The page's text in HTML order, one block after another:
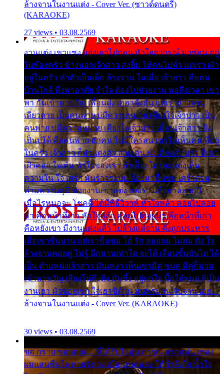
ล้างจานในงานแต่ง - Cover Ver. (ซาวด์ดนตรี)
(KARAOKE)
27 views • 03.08.2569
งานแต่ง เขาแซง แย่งเอาไปก่อน หัวใจอาวรณ์ มาซ่อน อยู่
ในห้องครัว ข้างนอกเจ้าสาว ส่งยิ้ม ให้คนไปทั่ว แต่เรา เฝ้า
อยู่ในครัว ทำตัวเป็นเด็ก ล้างจาน ในเมื่อ เจ้าสาว คือคน
บ้านใกล้ พึ่งพาอาศัย จำใจ ต้องไปช่วยงาน พอถึงเวลา เขา
พา กันเข้าพาขวัญ เพื่อนฝูง เฮฮาดังลั่น แต่เราล้างจาน
เดียวดาย เป็นคนพ่าย บ่มีความหมาย เคียงใจเจ้าบ่าว เป็น
คนพ่าย บ่มีความหมาย เคียงใจเจ้าบ่าว เพื่อนเจ้าสาว ยัง
เป็นบ่ได้ คือคนพ่าย ฮักคน ไม่มีใครสน เขาไม่เห็นคน ที่อยู่
ในครัว เจ้าสาว ก็มัวแต่งตัว สวยเด่น นั่งเคียงเจ้าบ่าว ที่เขา
เฝ้าคอย ใจเต้น หัวใจของเรา ลำเค็ญ ใครจะมองเห็น
ความใน ใจ เศร้า มันร้าวระบม ต้องมาขื่นขม เศร้าตรม
ท่ามความสุขี ช่วยงานเขาแต่ง แต่เรา แล้งมาหลายปี
เมื่อไรหนอจะ โชคดี ได้มีพิธีวิวาห์ หัวใจหล้า คอยไปคอย
มา คือหน้าที่เก่า หัวใจหล้า คอยไปคอยมา คือหน้าที่เก่า
คือหยังเขา มีงานแต่งแล้ว ไปล้างแต่จาน ดั่งถูกประหาร
เมื่อเขาชื่นบาน แต่เราขื่นขม โอ้ รัก ลอยลม ไม่สม ดัง ใจ
ล้างจานคอยคู่ ไม่รู้ อีกนานเท่าใด จะได้ เลื่อนขั้นบันได ได้
เป็น ตำแหน่งเจ้าสาว มันเหงา เห็นเขามีคู่ ซมดู มีคู่ก็ม่วน
เข้าพาขวัญ เสียงโห่ตึงตึง มันซึ้ง อยู่แก่ใจ มื้อใด๋หนอ สิเป็น
งานเฮา มัวซอยเขา ใจเฮาซิด้าน มันทรมาน จับจาน เอย…
ล้างจานในงานแต่ง - Cover Ver. (KARAOKE)
30 views • 03.08.2569
ขอ กราบ ขอบคุณ.... ที่ได้รับไออุ่น การุณ จากแฟน เพลง
ผมแสนชื่นใจ หายวังเวง เมื่อแฟนเพลง ให้กำลังใจ น้ำใจ